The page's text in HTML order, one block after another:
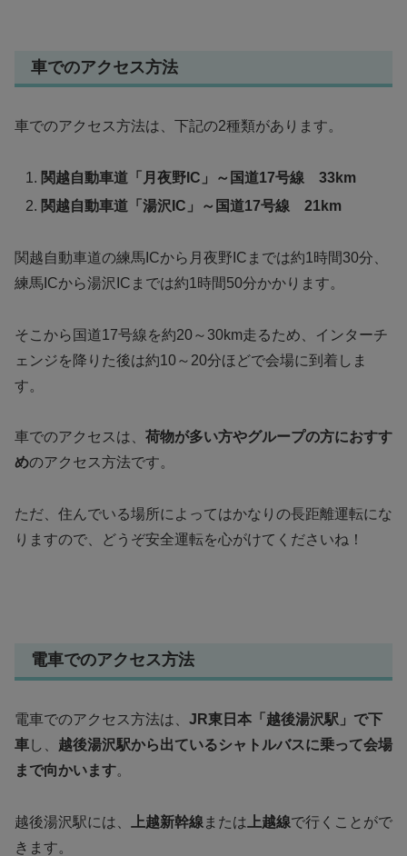
車でのアクセス方法
車でのアクセス方法は、下記の2種類があります。
関越自動車道「月夜野IC」～国道17号線 33km
関越自動車道「湯沢IC」～国道17号線 21km
関越自動車道の練馬ICから月夜野ICまでは約1時間30分、
練馬ICから湯沢ICまでは約1時間50分かかります。
そこから国道17号線を約20～30km走るため、インターチ
ェンジを降りた後は約10～20分ほどで会場に到着しま
す。
車でのアクセスは、 荷物が多い方やグループの方におすす
めのアクセス方法です。
ただ、住んでいる場所によってはかなりの長距離運転にな
りますので、どうぞ安全運転を心がけてくださいね！
電車でのアクセス方法
電車でのアクセス方法は、 JR東日本「越後湯沢駅」で下
車し、 越後湯沢駅から出ているシャトルバスに乗って会場
まで向かいます。
越後湯沢駅には、 上越新幹線 または 上越線で行くことがで
きます。